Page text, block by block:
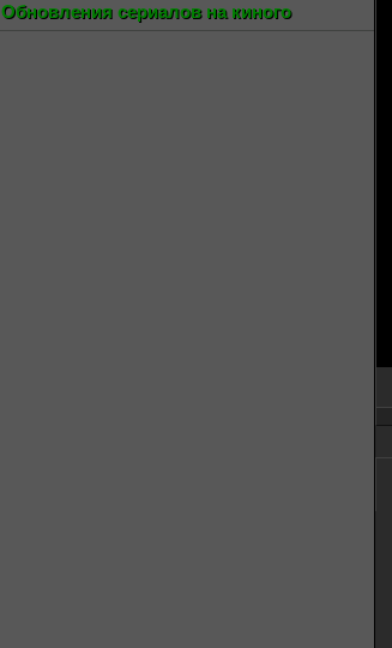
Обновления сериалов на киного